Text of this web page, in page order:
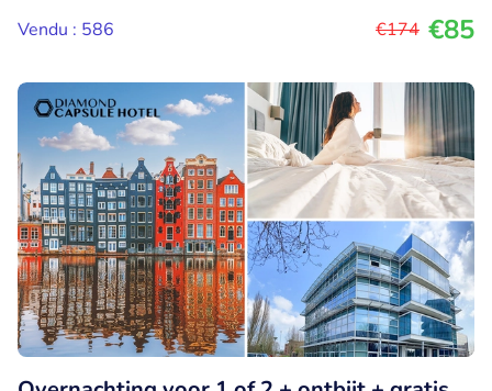
Vendu : 586
€174 €85